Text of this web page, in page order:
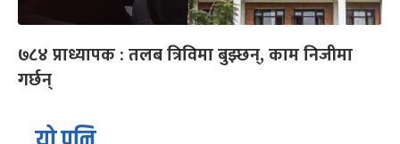
७८४ प्राध्यापक : तलब त्रिविमा बुझ्छन्, काम निजीमा
गर्छन्